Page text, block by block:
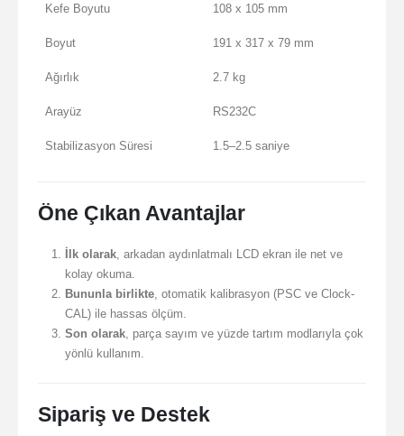
Kefe Boyutu 108 x 105 mm
Boyut 191 x 317 x 79 mm
Ağırlık 2.7 kg
Arayüz RS232C
Stabilizasyon Süresi 1.5–2.5 saniye
Öne Çıkan Avantajlar
İlk olarak, arkadan aydınlatmalı LCD ekran ile net ve
kolay okuma.
Bununla birlikte, otomatik kalibrasyon (PSC ve Clock-
CAL) ile hassas ölçüm.
Son olarak, parça sayım ve yüzde tartım modlarıyla çok
yönlü kullanım.
Sipariş ve Destek